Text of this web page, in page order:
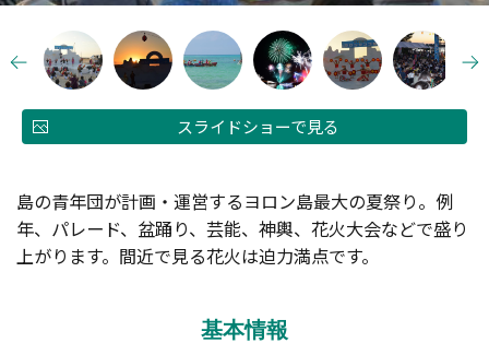
スライドショーで見る
島の青年団が計画・運営するヨロン島最大の夏祭り。例
年、パレード、盆踊り、芸能、神輿、花火大会などで盛り
上がります。間近で見る花火は迫力満点です。
基本情報